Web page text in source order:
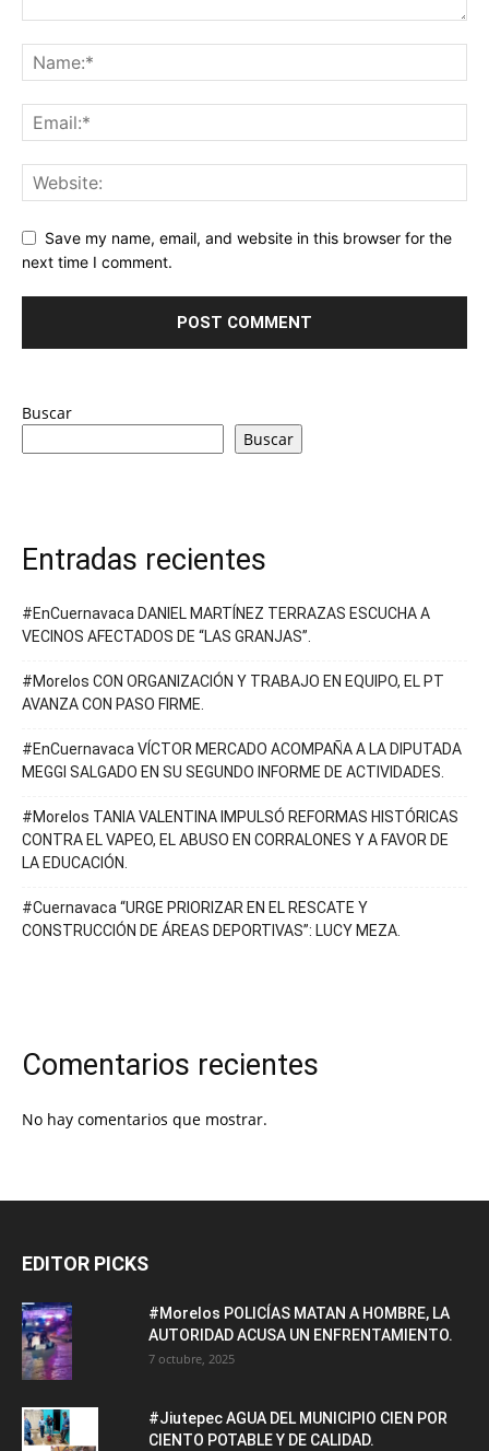
Save my name, email, and website in this browser for the
next time I comment.
Buscar
Buscar
Entradas recientes
#EnCuernavaca DANIEL MARTÍNEZ TERRAZAS ESCUCHA A
VECINOS AFECTADOS DE “LAS GRANJAS”.
#Morelos CON ORGANIZACIÓN Y TRABAJO EN EQUIPO, EL PT
AVANZA CON PASO FIRME.
#EnCuernavaca VÍCTOR MERCADO ACOMPAÑA A LA DIPUTADA
MEGGI SALGADO EN SU SEGUNDO INFORME DE ACTIVIDADES.
#Morelos TANIA VALENTINA IMPULSÓ REFORMAS HISTÓRICAS
CONTRA EL VAPEO, EL ABUSO EN CORRALONES Y A FAVOR DE
LA EDUCACIÓN.
#Cuernavaca “URGE PRIORIZAR EN EL RESCATE Y
CONSTRUCCIÓN DE ÁREAS DEPORTIVAS”: LUCY MEZA.
Comentarios recientes
No hay comentarios que mostrar.
EDITOR PICKS
#Morelos POLICÍAS MATAN A HOMBRE, LA
AUTORIDAD ACUSA UN ENFRENTAMIENTO.
7 octubre, 2025
#Jiutepec AGUA DEL MUNICIPIO CIEN POR
CIENTO POTABLE Y DE CALIDAD.